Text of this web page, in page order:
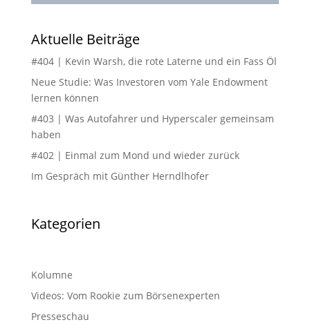
Aktuelle Beiträge
#404 | Kevin Warsh, die rote Laterne und ein Fass Öl
Neue Studie: Was Investoren vom Yale Endowment
lernen können
#403 | Was Autofahrer und Hyperscaler gemeinsam
haben
#402 | Einmal zum Mond und wieder zurück
Im Gespräch mit Günther Herndlhofer
Kategorien
Kolumne
Videos: Vom Rookie zum Börsenexperten
Presseschau